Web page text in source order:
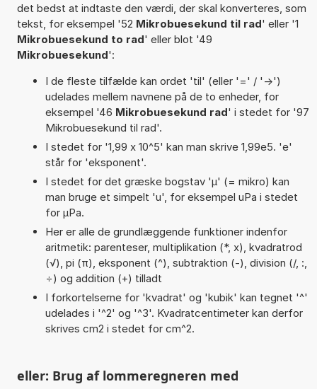
det bedst at indtaste den værdi, der skal konverteres, som
tekst, for eksempel '52 Mikrobuesekund til rad' eller '1
Mikrobuesekund to rad' eller blot '49
Mikrobuesekund':
I de fleste tilfælde kan ordet 'til' (eller '=' / '->')
udelades mellem navnene på de to enheder, for
eksempel '46 Mikrobuesekund rad' i stedet for '97
Mikrobuesekund til rad'.
I stedet for '1,99 x 10^5' kan man skrive 1,99e5. 'e'
står for 'eksponent'.
I stedet for det græske bogstav 'µ' (= mikro) kan
man bruge et simpelt 'u', for eksempel uPa i stedet
for µPa.
Her er alle de grundlæggende funktioner indenfor
aritmetik: parenteser, multiplikation (*, x), kvadratrod
(√), pi (π), eksponent (^), subtraktion (-), division (/, :,
÷) og addition (+) tilladt
I forkortelserne for 'kvadrat' og 'kubik' kan tegnet '^'
udelades i '^2' og '^3'. Kvadratcentimeter kan derfor
skrives cm2 i stedet for cm^2.
eller: Brug af lommeregneren med